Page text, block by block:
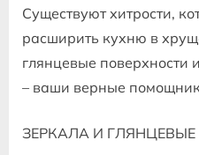
Существуют хитрости‚
расширить кухню в
глянцевые поверхности
– ваши верные
ЗЕРКАЛА И